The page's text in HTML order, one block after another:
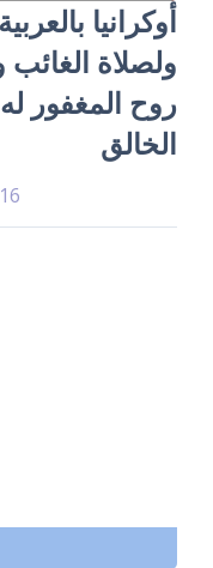
أوكرانيا
ولصلاة
روح المغفور
الخالق